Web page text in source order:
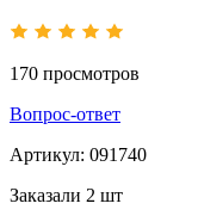
170 просмотров
Вопрос-ответ
Артикул: 091740
Заказали 2 шт